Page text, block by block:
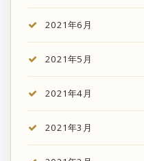
2021年6月
2021年5月
2021年4月
2021年3月